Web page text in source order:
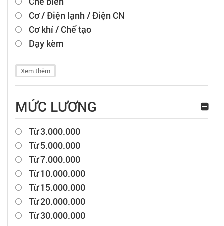
Cơ / Điện lạnh / Điện CN
Cơ khí / Chế tạo
Dạy kèm
Xem thêm
MỨC LƯƠNG
Từ 3.000.000
Từ 5.000.000
Từ 7.000.000
Từ 10.000.000
Từ 15.000.000
Từ 20.000.000
Từ 30.000.000